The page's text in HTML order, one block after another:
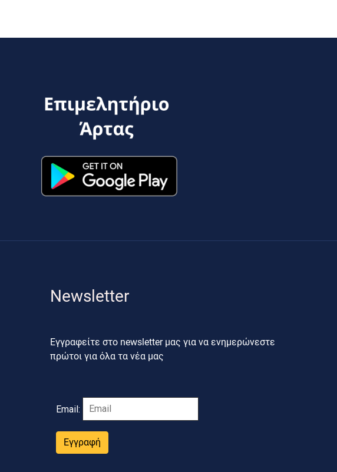
Newsletter
Εγγραφείτε στο newsletter μας για να ενημερώνεστε
πρώτοι για όλα τα νέα μας
Email:
Εγγραφή